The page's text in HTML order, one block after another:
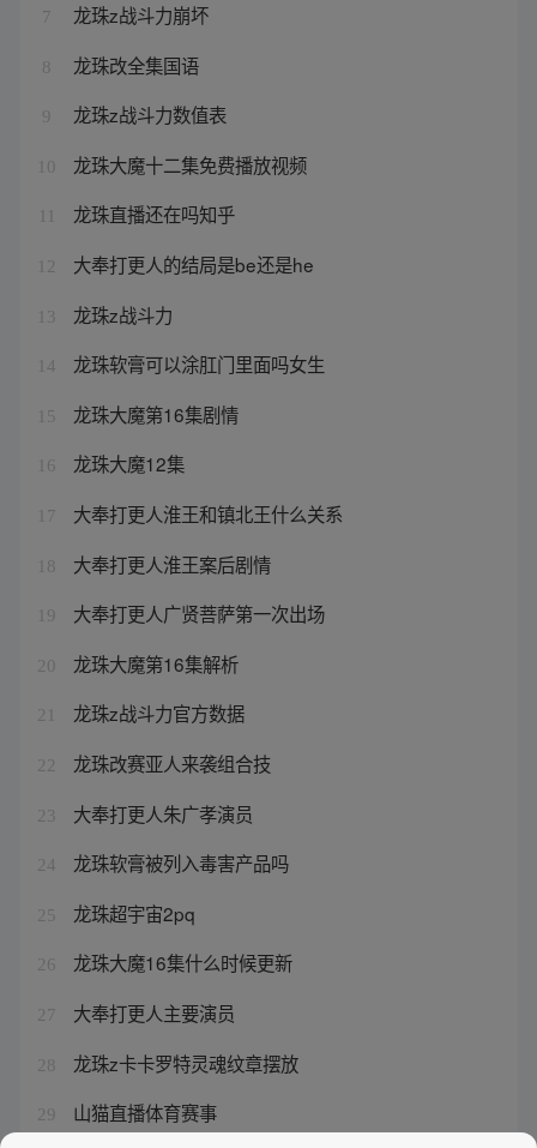
7 龙珠z战斗力崩坏
8 龙珠改全集国语
9 龙珠z战斗力数值表
10 龙珠大魔十二集免费播放视频
龙珠直播还在吗知乎
12 大奉打更人的结局是be还是he
13 龙珠z战斗力
14 龙珠软膏可以涂肛门里面吗女生
15 龙珠大魔第16集剧情
16 龙珠大魔12集
17 大奉打更人淮王和镇北王什么关系
18 大奉打更人淮王案后剧情
19 大奉打更人广贤菩萨第一次出场
20 龙珠大魔第16集解析
21 龙珠z战斗力官方数据
22 龙珠改赛亚人来袭组合技
23 大奉打更人朱广孝演员
24 龙珠软膏被列入毒害产品吗
25 龙珠超宇宙2pq
26 龙珠大魔16集什么时候更新
27 大奉打更人主要演员
28 龙珠z卡卡罗特灵魂纹章摆放
29 山猫直播体育赛事